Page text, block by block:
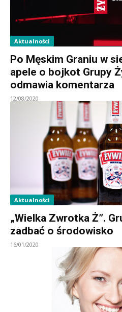
Aktualności
Po Męskim Graniu w
apele o bojkot Grupy
odmawia komentarza
12/08/2020
Aktualności
„Wielka Zwrotka Ż”.
zadbać o środowisko
16/01/2020